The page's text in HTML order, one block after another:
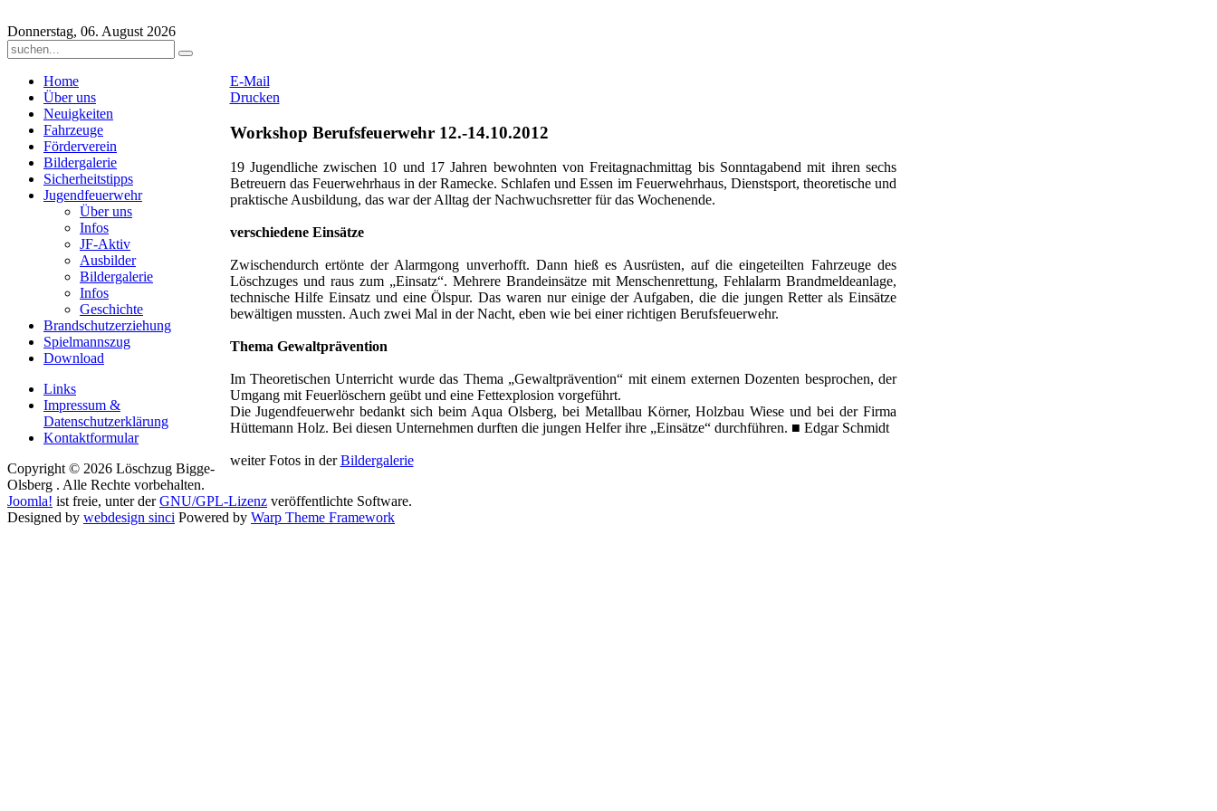
Donnerstag, 06. August 2026
E-Mail
Drucken
Workshop Berufsfeuerwehr 12.-14.10.2012
19 Jugendliche zwischen 10 und 17 Jahren bewohnten von Freitagnachmittag bis Sonntagabend mit ihren sechs
Betreuern das Feuerwehrhaus in der Ramecke. Schlafen und Essen im Feuerwehrhaus, Dienstsport, theoretische und
praktische Ausbildung, das war der Alltag der Nachwuchsretter für das Wochenende.
verschiedene Einsätze
Zwischendurch ertönte der Alarmgong unverhofft. Dann hieß es Ausrüsten, auf die eingeteilten Fahrzeuge des
Löschzuges und raus zum „Einsatz“. Mehrere Brandeinsätze mit Menschenrettung, Fehlalarm Brandmeldeanlage,
technische Hilfe Einsatz und eine Ölspur. Das waren nur einige der Aufgaben, die die jungen Retter als Einsätze
bewältigen mussten. Auch zwei Mal in der Nacht, eben wie bei einer richtigen Berufsfeuerwehr.
Thema Gewaltprävention
Im Theoretischen Unterricht wurde das Thema „Gewaltprävention“ mit einem externen Dozenten besprochen, der
Umgang mit Feuerlöschern geübt und eine Fettexplosion vorgeführt.
Die Jugendfeuerwehr bedankt sich beim Aqua Olsberg, bei Metallbau Körner, Holzbau Wiese und bei der Firma
Hüttemann Holz. Bei diesen Unternehmen durften die jungen Helfer ihre „Einsätze“ durchführen. ■ Edgar Schmidt
weiter Fotos in derBildergalerie
Home
Über uns
Neuigkeiten
Fahrzeuge
Förderverein
Bildergalerie
Sicherheitstipps
Jugendfeuerwehr
Über uns
Infos
JF-Aktiv
Ausbilder
Bildergalerie
Infos
Geschichte
Brandschutzerziehung
Spielmannszug
Download
Links
Impressum &
Datenschutzerklärung
Kontaktformular
Copyright © 2026 Löschzug Bigge-
Olsberg . Alle Rechte vorbehalten.
Joomla! ist freie, unter derGNU/GPL-Lizenz veröffentlichte Software.
Designed by webdesign sinci Powered by Warp Theme Framework